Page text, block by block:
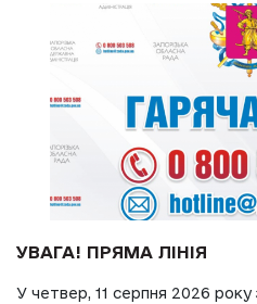
УВАГА! ПРЯМА ЛІНІЯ
У четвер, 11 серпня 2026 року